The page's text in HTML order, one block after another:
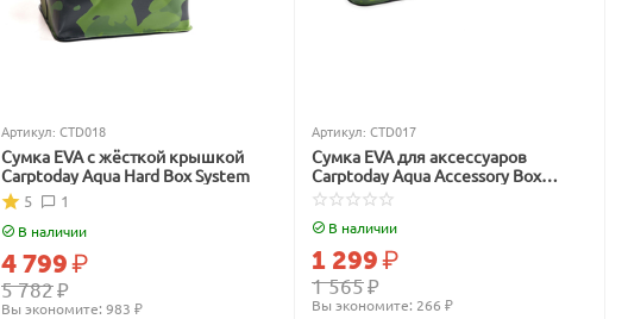
Артикул: CTD018
Сумка EVA с жёсткой крышкой
Carptoday Aqua Hard Box System
1
5
В наличии
5 782₽
4 799₽
Вы экономите: 983 ₽
Артикул: CTD017
Сумка EVA для аксессуаров
Carptoday Aqua Accessory Box
System
В наличии
1 565₽
1 299₽
Вы экономите: 266 ₽